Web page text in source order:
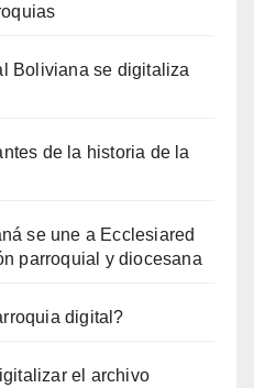
Boliviana se digitaliza
de la historia de la
se une a Ecclesiared
parroquial y diocesana
digital?
el archivo